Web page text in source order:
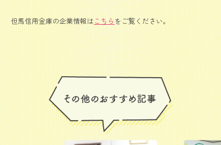
但馬信用金庫の企業情報はこちらをご覧ください。